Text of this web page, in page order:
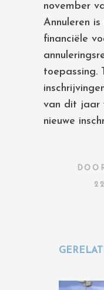
november
Annuleren
financiële
toepassing.
van dit jaar
nieuwe